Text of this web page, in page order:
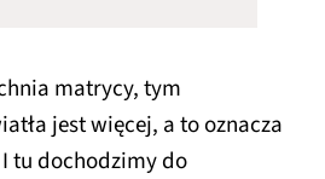
matrycy, tym
jest więcej, a to oznacza
tu dochodzimy do